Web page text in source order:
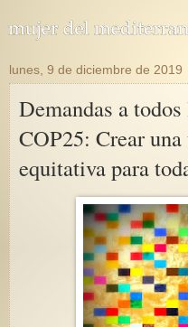
lunes, 9 de diciembre de 2019
Demandas a
COP25: Crear
equitativa para